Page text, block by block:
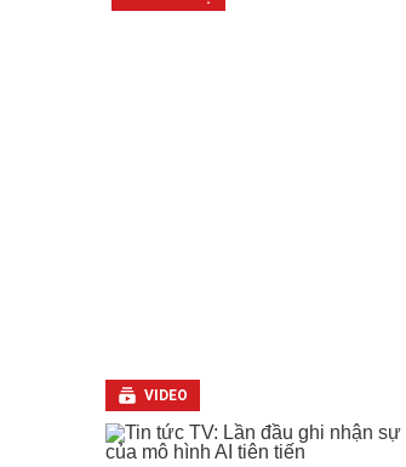
VIDEO